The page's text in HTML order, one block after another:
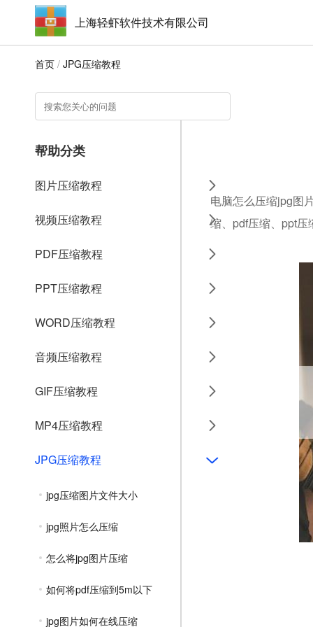
上海轻虾软件技术有限公司
首页 / JPG压缩教程
帮助分类
图片压缩教程
视频压缩教程
PDF压缩教程
PPT压缩教程
WORD压缩教程
音频压缩教程
GIF压缩教程
MP4压缩教程
JPG压缩教程
jpg压缩图片文件大小
jpg照片怎么压缩
怎么将jpg图片压缩
如何将pdf压缩到5m以下
jpg图片如何在线压缩
电脑怎么压缩jpg图
缩、pdf压缩、ppt